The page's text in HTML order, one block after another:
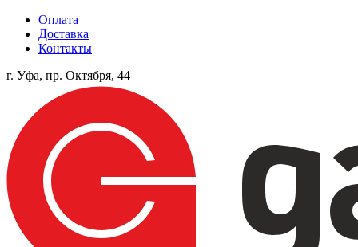
Оплата
Доставка
Контакты
г. Уфа, пр. Октября, 44